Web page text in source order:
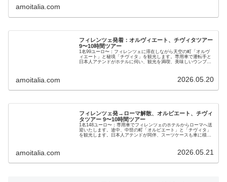
amoitalia.com
フィレンツェ発着：オルヴィエート、チヴィタツアー
9〜10時間ツアー
1名99ユーロ〜：フィレンツェに滞在しながら天空の町「オルヴ
ィエート」と秘境「チヴィタ」を観光します。専用車で運転手と
日本人アテンドがホテルに伺い、観光を満喫、美味しいウンブリ
amoitalia.com 2026.05.20
フィレンツェ発→ローマ解散、オルビエート、チヴィ
タツアー 9〜10時間ツアー
1名148ユーロ〜：専用車でフィレンツェのホテルからローマへ送
迎いたします。途中、中世の町「オルビエート」と「チヴィタ」
を観光します。日本人アテンドが同伴、スーツケースも車に積ん
amoitalia.com 2026.05.21